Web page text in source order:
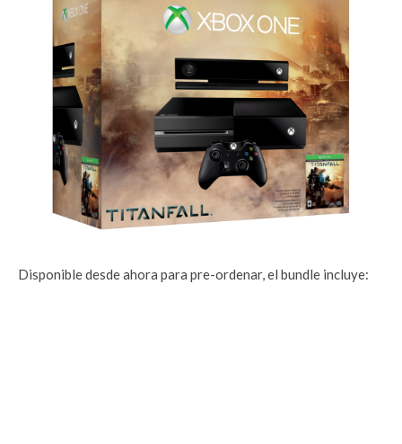
Disponible desde ahora para pre-ordenar, el bundle incluye: